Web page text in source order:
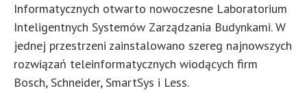
Informatycznych otwarto nowoczesne Laboratorium
Inteligentnych Systemów Zarządzania Budynkami. W
jednej przestrzeni zainstalowano szereg najnowszych
rozwiązań teleinformatycznych wiodących firm
Bosch, Schneider, SmartSys i Less.